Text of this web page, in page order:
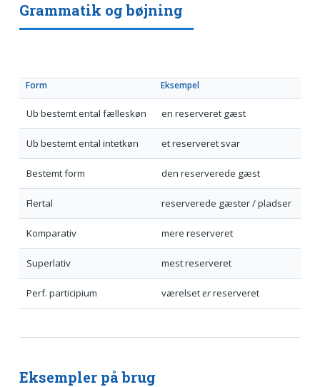
Grammatik og bøjning
Form Eksempel
Ub bestemt ental fælleskøn en reserveret gæst
Ub bestemt ental intetkøn et reserveret svar
Bestemt form den reserverede gæst
Flertal reserverede gæster / pladser
Komparativ mere reserveret
Superlativ mest reserveret
Perf. participium værelseterreserveret
Eksempler på brug